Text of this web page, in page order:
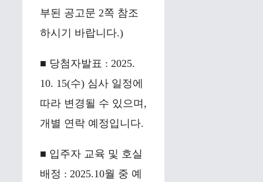
부된 공고문 2쪽 참조
하시기 바랍니다.)
■ 당첨자발표 : 2025.
10. 15(수) 심사 일정에
따라 변경될 수 있으며,
개별 연락 예정입니다.
■ 입주자 교육 및 호실
배정 : 2025.10월 중 예